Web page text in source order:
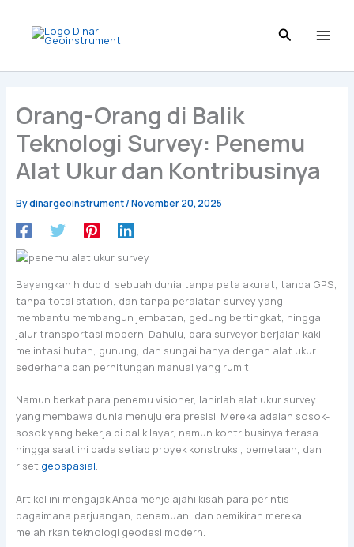
content
Orang-Orang di Balik
Teknologi Survey: Penemu
Alat Ukur dan Kontribusinya
Bydinargeoinstrument/November 20, 2025
Bayangkan hidup di sebuah dunia tanpa peta akurat, tanpa GPS,
tanpa total station, dan tanpa peralatan survey yang
membantu membangun jembatan, gedung bertingkat, hingga
jalur transportasi modern. Dahulu, para surveyor berjalan kaki
melintasi hutan, gunung, dan sungai hanya dengan alat ukur
sederhana dan perhitungan manual yang rumit.
Namun berkat para penemu visioner, lahirlah alat ukur survey
yang membawa dunia menuju era presisi. Mereka adalah sosok-
sosok yang bekerja di balik layar, namun kontribusinya terasa
hingga saat ini pada setiap proyek konstruksi, pemetaan, dan
riset geospasial.
Artikel ini mengajak Anda menjelajahi kisah para perintis—
bagaimana perjuangan, penemuan, dan pemikiran mereka
melahirkan teknologi geodesi modern.